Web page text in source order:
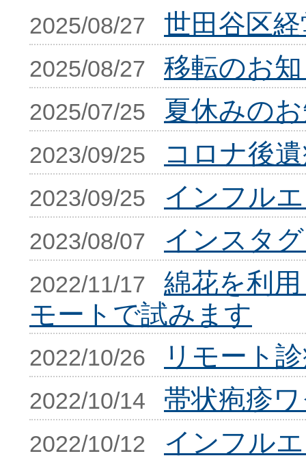
2025/08/27 世田谷区
2025/08/27 移転のお
2025/07/25 夏休みの
2023/09/25 コロナ後
2023/09/25 インフル
2023/08/07 インスタ
2022/11/17
綿花を利
モートで試みます
2022/10/26 リモート
2022/10/14 帯状疱疹
2022/10/12 インフル